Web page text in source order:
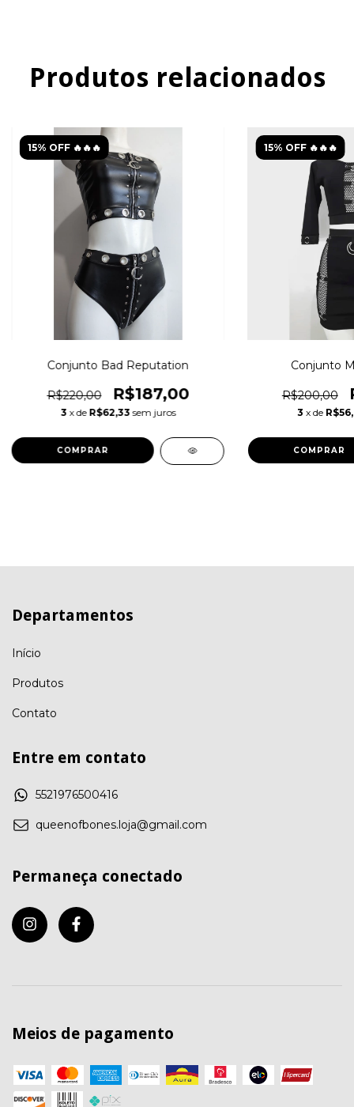
Produtos relacionados
15% OFF 🔥🔥🔥
Conjunto Bad Reputation
R$220,00 R$187,00
3 x de R$62,33 sem juros
COMPRAR
15% OFF 🔥🔥🔥
Conjunto
R$200,00
3 x de
COMPRAR
Departamentos
Início
Produtos
Contato
Entre em contato
5521976500416
queenofbones.loja@gmail.com
Permaneça conectado
Meios de pagamento